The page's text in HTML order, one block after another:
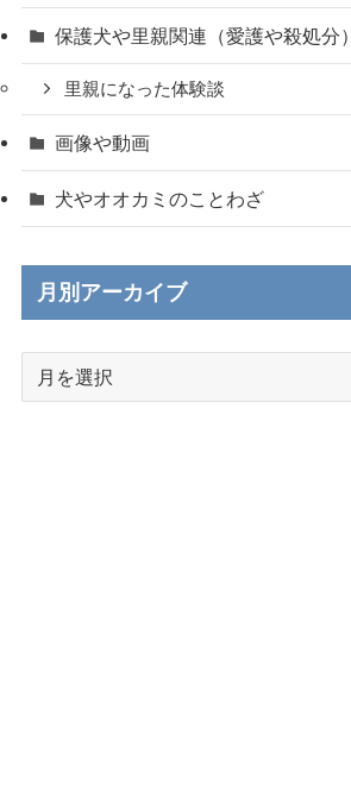
保護犬や里親関連（愛護や殺処分）
里親になった体験談
画像や動画
犬やオオカミのことわざ
月別アーカイブ